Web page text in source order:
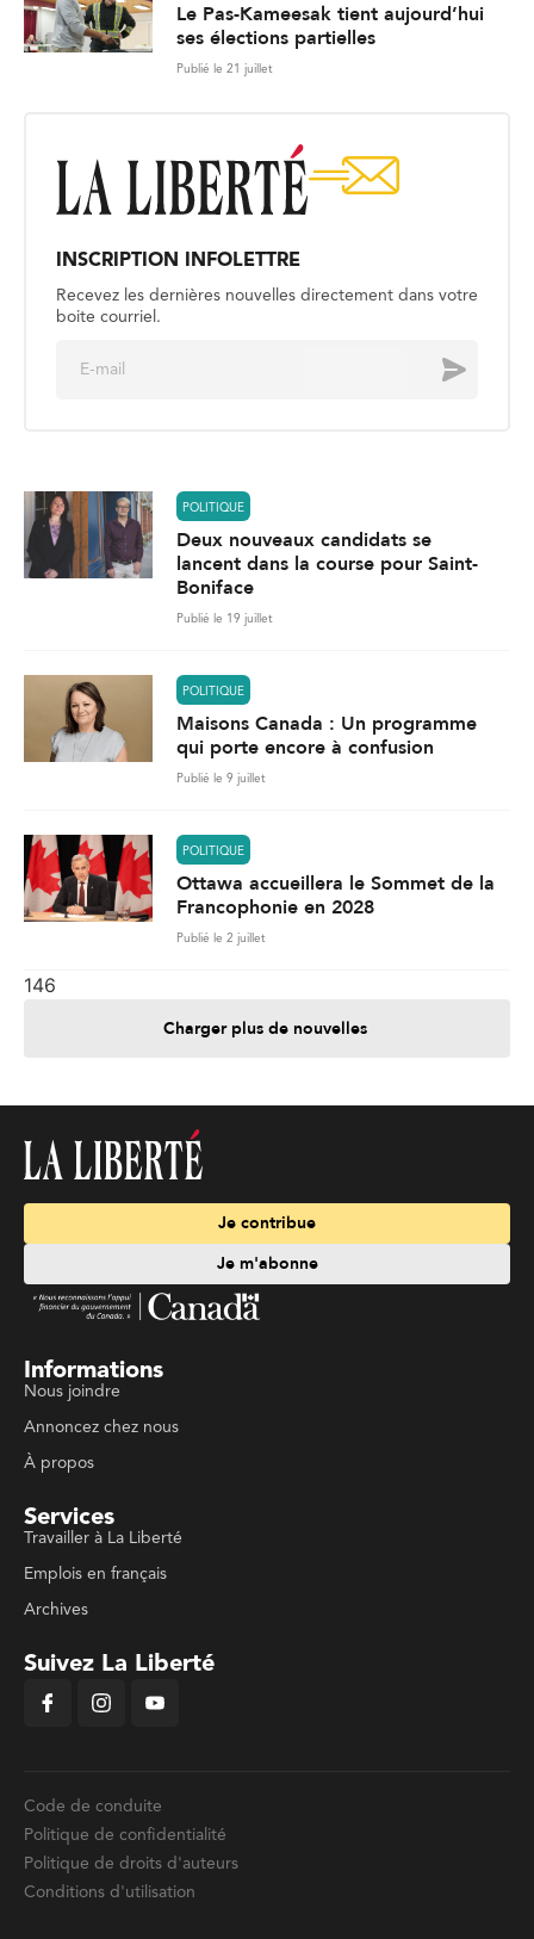
Le Pas-Kameesak tient aujourd’hui
ses élections partielles
Publié le 21 juillet
INSCRIPTION INFOLETTRE
Recevez les dernières nouvelles directement dans votre
boite courriel.
Envoyer
POLITIQUE
Deux nouveaux candidats se
lancent dans la course pour Saint-
Boniface
Publié le 19 juillet
POLITIQUE
Maisons Canada : Un programme
qui porte encore à confusion
Publié le 9 juillet
POLITIQUE
Ottawa accueillera le Sommet de la
Francophonie en 2028
Publié le 2 juillet
146
Charger plus de nouvelles
Je contribue
Je m'abonne
Informations
Nous joindre
Annoncez chez nous
À propos
Services
Travailler à La Liberté
Emplois en français
Archives
Suivez La Liberté
Code de conduite
Politique de confidentialité
Politique de droits d'auteurs
Conditions d'utilisation